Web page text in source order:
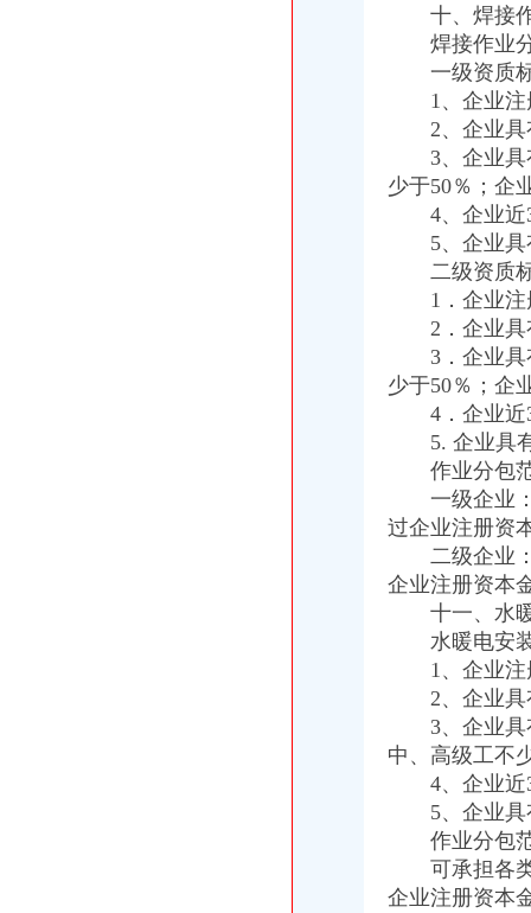
十、焊接作
焊接作业分
一级资质
1、企业注
2、企业具有
3、企业具有
少于50％；企
4、企业近3
5、企业具
二级资质
1．企业注
2．企业具
3．企业具有
少于50％；企
4．企业近3
5. 企业具有
作业分包
一级企业：
过企业注册资
二级企业：
企业注册资本
十一、水暖
水暖电安装
1、企业注
2、企业具有
3、企业具有
中、高级工不
4、企业近3
5、企业具
作业分包
可承担各类
企业注册资本